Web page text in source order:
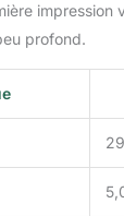
Attention :
préférons les
succulentes,
aériennes,
artificielles et
plantes qui
d'eau. Parce
coule à partir
impression
profond.